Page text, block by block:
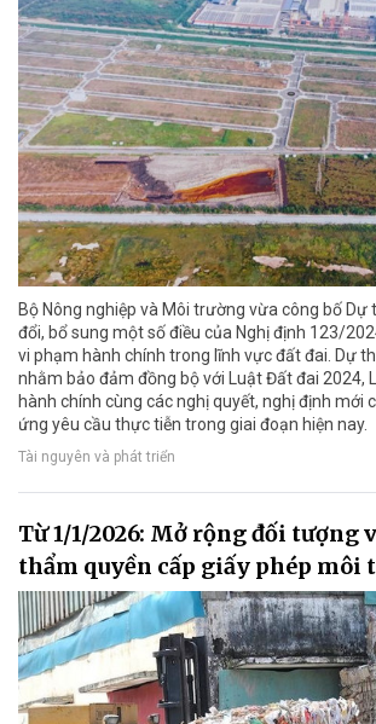
Bộ Nông nghiệp và Môi trường vừa công bố Dự
đổi, bổ sung một số điều của Nghị định 123/
vi phạm hành chính trong lĩnh vực đất đai. Dự
nhằm bảo đảm đồng bộ với Luật Đất đai 2024,
hành chính cùng các nghị quyết, nghị định mới
ứng yêu cầu thực tiễn trong giai đoạn hiện nay.
Tài nguyên và phát triển
Từ 1/1/2026: Mở rộng đối tượng
thẩm quyền cấp giấy phép môi